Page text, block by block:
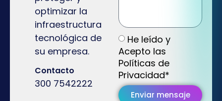
optimizar la
infraestructura
tecnológica de
su empresa.
Contacto
300 7542222
He leído y
Acepto las
Políticas de
Privacidad*
Enviar mensaje